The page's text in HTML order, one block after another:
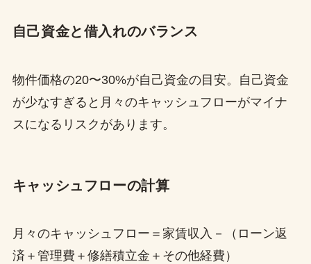
自己資金と借入れのバランス
物件価格の20〜30%が自己資金の目安。自己資金
が少なすぎると月々のキャッシュフローがマイナ
スになるリスクがあります。
キャッシュフローの計算
月々のキャッシュフロー＝家賃収入－（ローン返
済＋管理費＋修繕積立金＋その他経費）